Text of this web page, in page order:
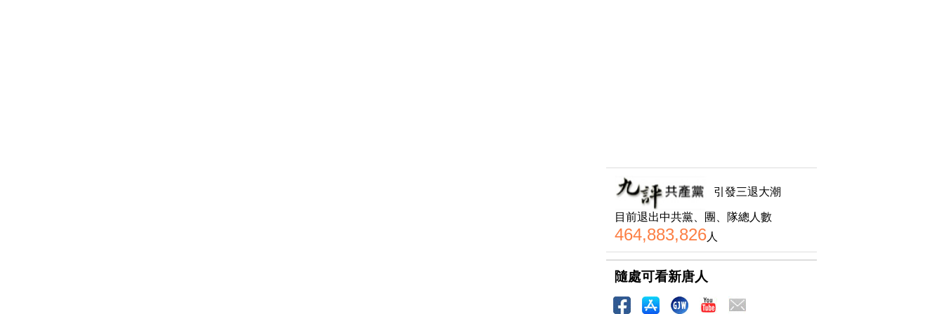
引發三退大潮
目前退出中共黨、團、隊總人數
464,883,826人
隨處可看新唐人